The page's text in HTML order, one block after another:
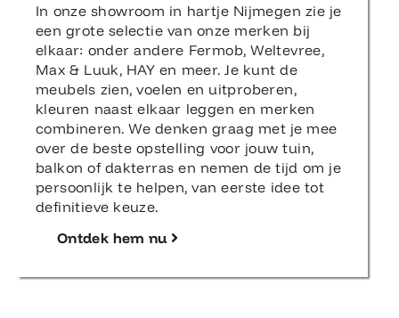
In onze showroom in hartje Nijmegen zie je
een grote selectie van onze merken bij
elkaar: onder andere Fermob, Weltevree,
Max & Luuk, HAY en meer. Je kunt de
meubels zien, voelen en uitproberen,
kleuren naast elkaar leggen en merken
combineren. We denken graag met je mee
over de beste opstelling voor jouw tuin,
balkon of dakterras en nemen de tijd om je
persoonlijk te helpen, van eerste idee tot
definitieve keuze.
Ontdek hem nu